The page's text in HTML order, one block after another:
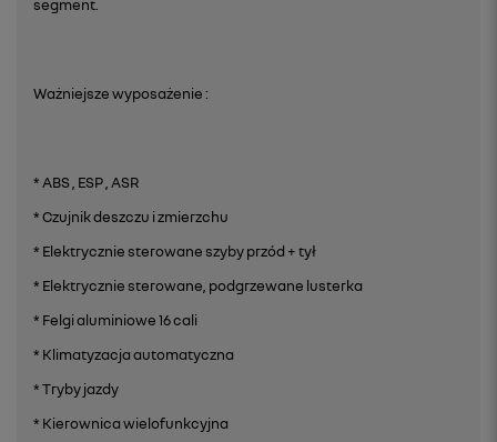
segment.
Ważniejsze wyposażenie :
* ABS , ESP , ASR
* Czujnik deszczu i zmierzchu
* Elektrycznie sterowane szyby przód + tył
* Elektrycznie sterowane, podgrzewane lusterka
* Felgi aluminiowe 16 cali
* Klimatyzacja automatyczna
* Tryby jazdy
* Kierownica wielofunkcyjna